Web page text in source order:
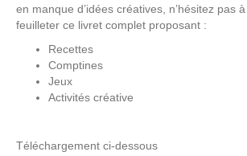
en manque d’idées créatives, n’hésitez pas
feuilleter ce livret complet proposant :
Recettes
Comptines
Jeux
Activités créative
Téléchargement ci-dessous